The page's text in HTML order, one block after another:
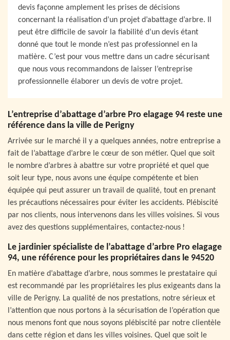
devis façonne amplement les prises de décisions
concernant la réalisation d’un projet d’abattage d’arbre. Il
peut être difficile de savoir la fiabilité d’un devis étant
donné que tout le monde n’est pas professionnel en la
matière. C’est pour vous mettre dans un cadre sécurisant
que nous vous recommandons de laisser l’entreprise
professionnelle élaborer un devis de votre projet.
L’entreprise d’abattage d’arbre Pro elagage 94 reste une
référence dans la ville de Perigny
Arrivée sur le marché il y a quelques années, notre entreprise a
fait de l’abattage d’arbre le cœur de son métier. Quel que soit
le nombre d’arbres à abattre sur votre propriété et quel que
soit leur type, nous avons une équipe compétente et bien
équipée qui peut assurer un travail de qualité, tout en prenant
les précautions nécessaires pour éviter les accidents. Plébiscité
par nos clients, nous intervenons dans les villes voisines. Si vous
avez des questions supplémentaires, contactez-nous !
Le jardinier spécialiste de l’abattage d’arbre Pro elagage
94, une référence pour les propriétaires dans le 94520
En matière d’abattage d’arbre, nous sommes le prestataire qui
est recommandé par les propriétaires les plus exigeants dans la
ville de Perigny. La qualité de nos prestations, notre sérieux et
l’attention que nous portons à la sécurisation de l’opération que
nous menons font que nous soyons plébiscité par notre clientèle
dans cette région et dans les villes voisines. Quel que soit le